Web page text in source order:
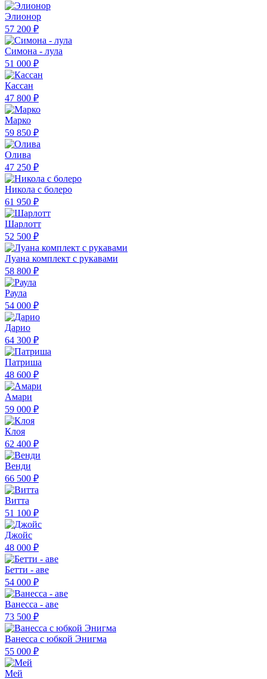
Элионор
57 200 ₽
Симона - лула
51 000 ₽
Кассан
47 800 ₽
Марко
59 850 ₽
Олива
47 250 ₽
Никола с болеро
61 950 ₽
Шарлотт
52 500 ₽
Луана комплект с рукавами
58 800 ₽
Раула
54 000 ₽
Дарио
64 300 ₽
Патриша
48 600 ₽
Амари
59 000 ₽
Клоя
62 400 ₽
Венди
66 500 ₽
Витта
51 100 ₽
Джойс
48 000 ₽
Бетти - аве
54 000 ₽
Ванесса - аве
73 500 ₽
Ванесса с юбкой Энигма
55 000 ₽
Мей